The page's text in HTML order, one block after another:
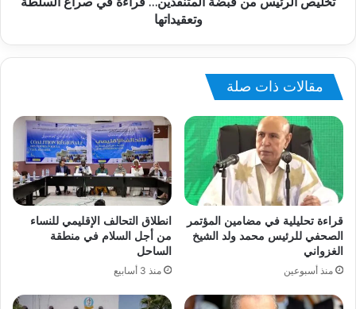
وتعقيداتها
مقالات ذات صلة
قراءة تحليلية في مضامين المؤتمر
الصحفي للرئيس محمد ولد الشيخ
الغزواني
منذ أسبوعين
انطلاق التحالف الإقليمي للنساء
من أجل السلام في منطقة
الساحل
منذ 3 أسابيع